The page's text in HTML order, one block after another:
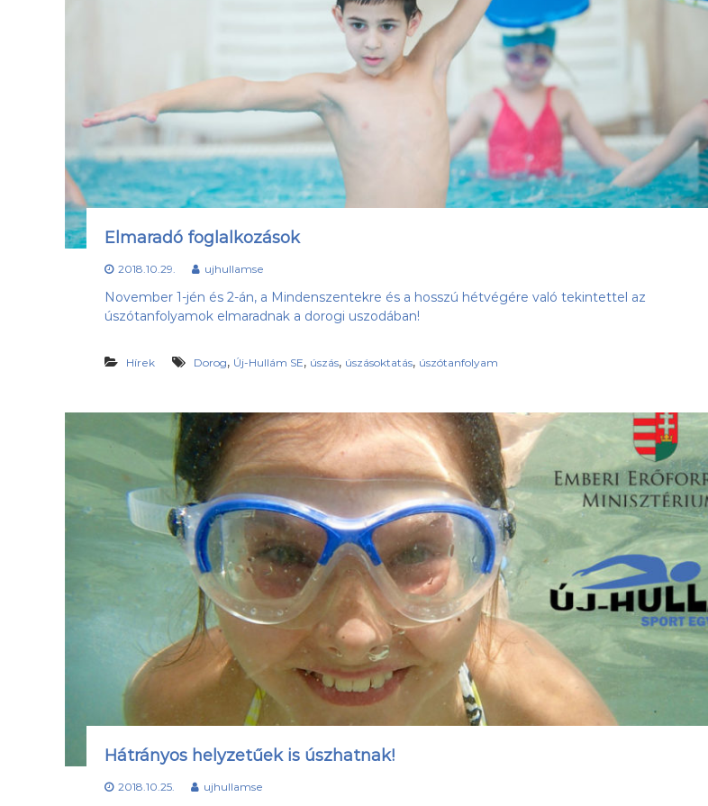
p
a
Elmaradó foglalkozások
2018.10.29. ujhullamse
November 1-jén és 2-án, a Mindenszentekre és a hosszú hétvégére való tekintettel az
úszótanfolyamok elmaradnak a dorogi uszodában!
Hírek Dorog, Új-Hullám SE, úszás, úszásoktatás, úszótanfolyam
Hátrányos helyzetűek is úszhatnak!
2018.10.25. ujhullamse